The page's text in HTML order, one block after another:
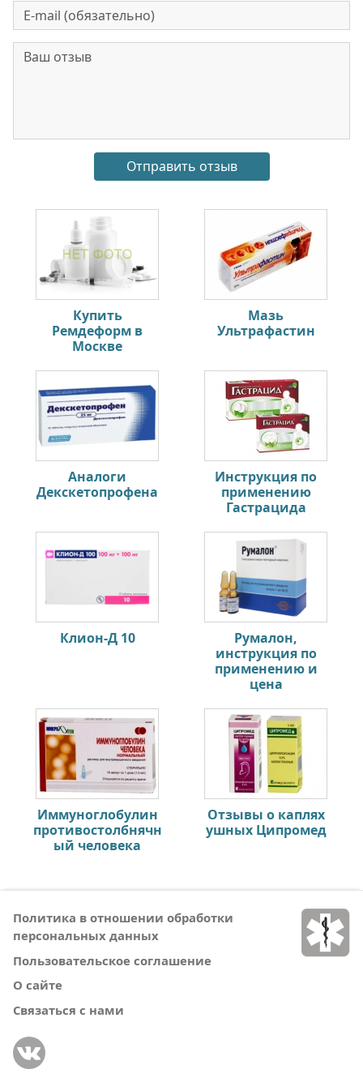
Купить
Ремдеформ в
Москве
Мазь
Ультрафастин
Аналоги
Декскетопрофена
Инструкция по
применению
Гастрацида
Клион-Д 10
Румалон,
инструкция по
применению и
цена
Иммуноглобулин
противостолбнячн
ый человека
Отзывы о каплях
ушных Ципромед
Политика в отношении обработки
персональных данных
Пользовательское соглашение
О сайте
Связаться с нами